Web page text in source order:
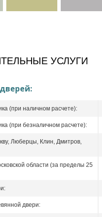
УСЛУГИ
(при наличном расчете):
(при безналичном расчете):
Люберцы, Клин, Дмитров,
области (за пределы 25
двери: